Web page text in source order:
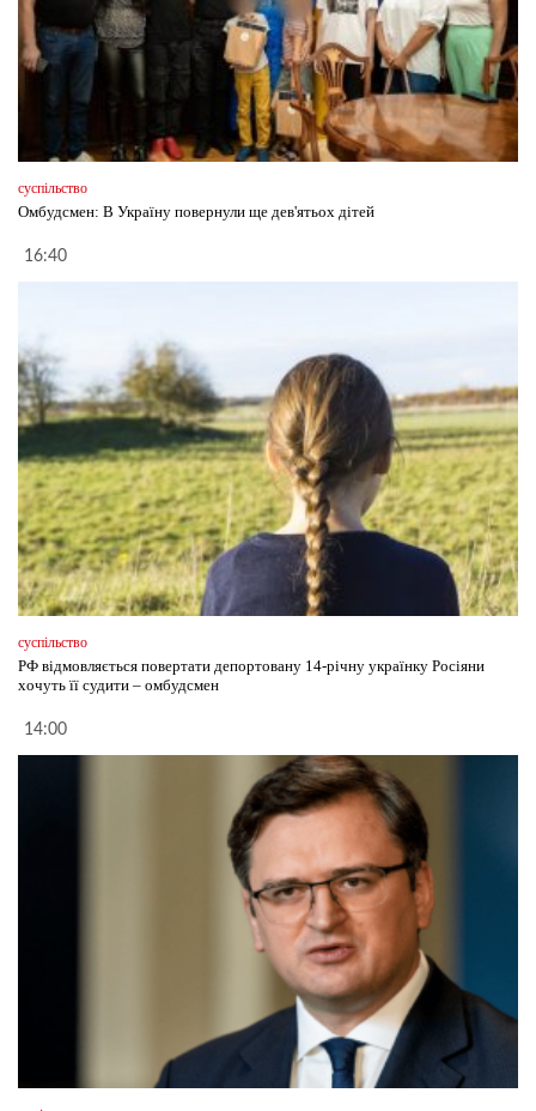
суспільство
Омбудсмен: В Україну повернули ще дев'ятьох дітей
16:40
суспільство
РФ відмовляється повертати депортовану 14-річну українку Росіяни
хочуть її судити – омбудсмен
14:00